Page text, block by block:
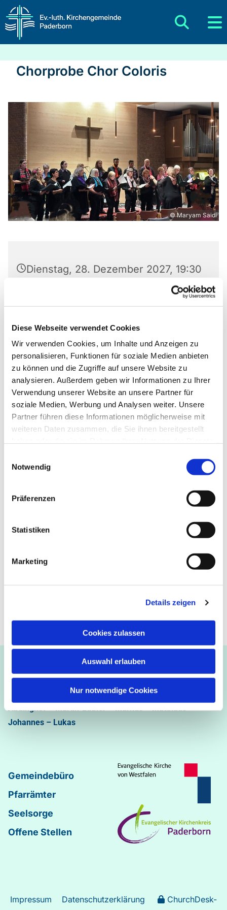
Diese Webseite verwendet Cookies
Wir verwenden Cookies, um Inhalte und Anzeigen zu
personalisieren, Funktionen für soziale Medien anbieten
zu können und die Zugriffe auf unsere Website zu
analysieren. Außerdem geben wir Informationen zu Ihrer
Verwendung unserer Website an unsere Partner für
soziale Medien, Werbung und Analysen weiter. Unsere
Partner führen diese Informationen möglicherweise mit
weiteren Daten zusammen, die Sie ihnen bereitgestellt
Notwendig
Präferenzen
Statistiken
Marketing
Details zeigen
Cookies zulassen
Auswahl erlauben
Nur notwendige Cookies
Chorprobe Chor Coloris
© Maryam Saidi
Dienstag, 28. Dezember 2027, 19:30
33098 Paderborn
Ulrike Wiedemann
Wir proben jeden Dienstag. Ausnahme: in den
Ferien und an Feiertagen.
Ev.-luth. Kirchengemeinde Paderborn
Bastfelder Weg 30 - 33098 Paderborn
05251/5002-32 und 5002-33
Abdinghof–Martin-Luther–Markus–Matthäus–
Johannes – Lukas
Gemeindebüro
Pfarrämter
Seelsorge
Offene Stellen
Impressum Datenschutzerklärung ChurchDesk-